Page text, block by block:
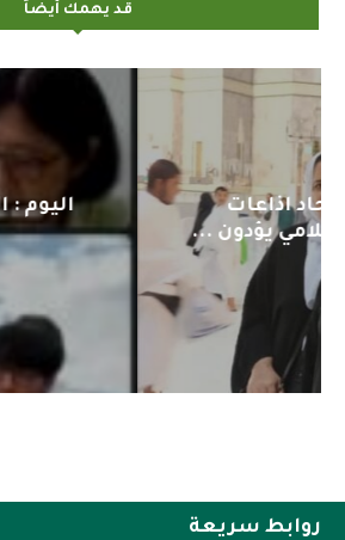
قد يهمك أيضاً
اليوم : المشاركة
لمنظمي قمة
2022-04-12
روابط سريعة